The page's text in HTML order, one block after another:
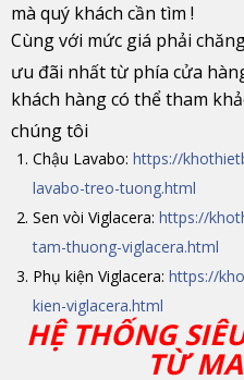
mà quý khách cần tìm !
Cùng với mức giá phải
ưu đãi nhất từ phía cửa
khách hàng có thể tham
chúng tôi
Chậu Lavabo: https://
lavabo-treo-tuong.html
Sen vòi Viglacera: https://
tam-thuong-viglacera.html
Phụ kiện Viglacera: https://
kien-viglacera.html
HỆ THỐNG
TỪ